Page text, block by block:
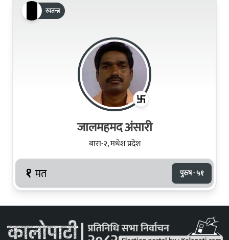
स्वतन्त्र
जालमहमद अंसारी
बारा-२, मधेश प्रदेश
१ मत पुरुष · ५१